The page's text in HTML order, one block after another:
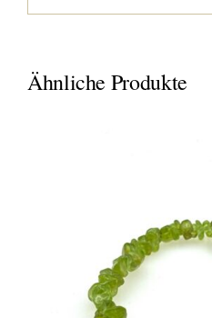
Ähnliche Produkte